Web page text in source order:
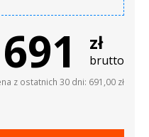
691 zł
brutto
z ostatnich 30 dni: 691,00 zł